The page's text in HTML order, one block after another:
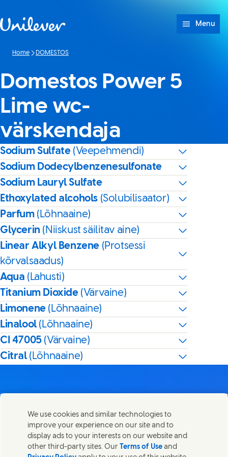
Menu
Home DOMESTOS
Domestos Power 5
Lime wc-
värskendaja
Sodium Sulfate (Veepehmendi)
Sodium Dodecylbenzenesulfonate
Sodium Lauryl Sulfate
Ethoxylated alcohols (Solubilisaator)
Parfum (Lõhnaaine)
Glycerin (Niiskust säilitav aine)
Linear Alkyl Benzene (Protsessi
kõrvalsaadus)
Aqua (Lahusti)
Titanium Dioxide (Värvaine)
Limonene (Lõhnaaine)
Linalool(Lõhnaaine)
CI 47005 (Värvaine)
Citral(Lõhnaaine)
Share this page
Share this page on Facebook
Share this page on X
Share this page on Linked In
Share this page on E-mail
Võta meiega ühendust
Võtke ühendust Unilever PLC ja meie peakontori
We use cookies and similar technologies to
improve your experience on our site and to
display ads to your interests on our website and
other third-party sites. Our Terms of Use and